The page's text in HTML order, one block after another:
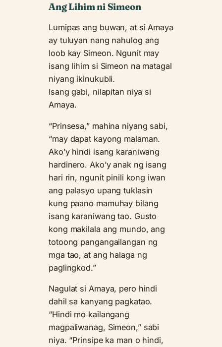
Ang Lihim ni Simeon
Lumipas ang buwan, at si Amaya
ay tuluyan nang nahulog ang
loob kay Simeon. Ngunit may
isang lihim si Simeon na matagal
niyang ikinukubli.
Isang gabi, nilapitan niya si
Amaya.
“Prinsesa,” mahina niyang sabi,
“may dapat kayong malaman.
Ako’y hindi isang karaniwang
hardinero. Ako’y anak ng isang
hari rin, ngunit pinili kong iwan
ang palasyo upang tuklasin
kung paano mamuhay bilang
isang karaniwang tao. Gusto
kong makilala ang mundo, ang
totoong pangangailangan ng
mga tao, at ang halaga ng
paglingkod.”
Nagulat si Amaya, pero hindi
dahil sa kanyang pagkatao.
“Hindi mo kailangang
magpaliwanag, Simeon,” sabi
niya. “Prinsipe ka man o hindi,